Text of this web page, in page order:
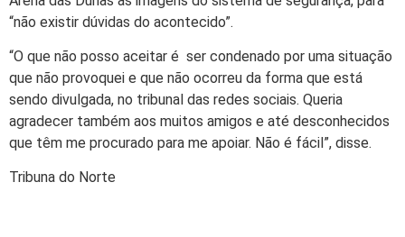
“não existir dúvidas do acontecido”.
“O que não posso aceitar é ser condenado por uma situação
que não provoquei e que não ocorreu da forma que está
sendo divulgada, no tribunal das redes sociais. Queria
agradecer também aos muitos amigos e até desconhecidos
que têm me procurado para me apoiar. Não é fácil”, disse.
Tribuna do Norte